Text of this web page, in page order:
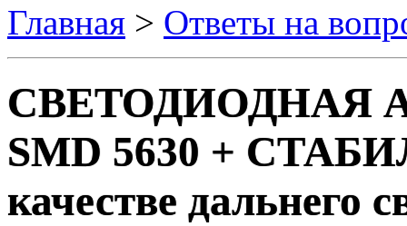
Главная > Ответы на
СВЕТОДИОДНАЯ
SMD 5630 +
качестве дальнего